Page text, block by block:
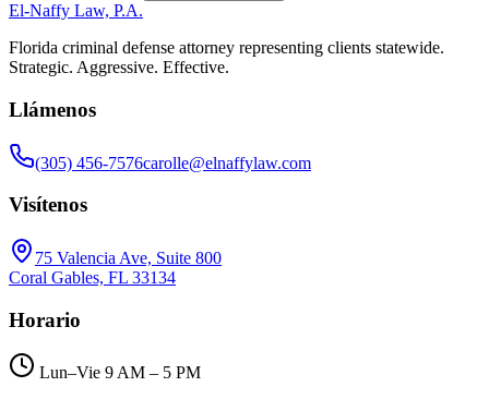
El-Naffy Law, P.A.
Florida criminal defense attorney representing clients statewide.
Strategic. Aggressive. Effective.
Llámenos
(305) 456-7576carolle@elnaffylaw.com
Visítenos
75 Valencia Ave, Suite 800
Coral Gables, FL 33134
Horario
Lun–Vie 9 AM – 5 PM